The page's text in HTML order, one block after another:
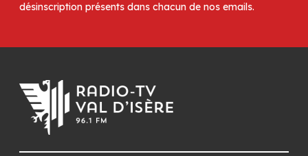
désinscription présents dans chacun de nos emails.